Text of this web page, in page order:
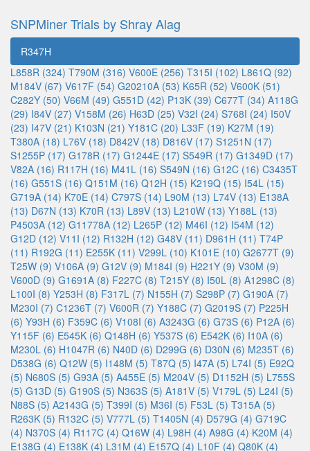
SNPMiner Trials by Shray Alag
R347H
L858R (324) T790M (316) V600E (256) T315I (102) L861Q (92)
M184V (67) V617F (54) G20210A (53) K65R (52) V600K (51)
C282Y (50) V66M (49) G551D (42) P13K (39) C677T (34) A118G
(29) I84V (27) V158M (26) H63D (25) V32I (24) S768I (24) I50V
(23) I47V (21) K103N (21) Y181C (20) L33F (19) K27M (19)
T380A (18) L76V (18) D842V (18) D816V (17) S1251N (17)
S1255P (17) G178R (17) G1244E (17) S549R (17) G1349D (17)
V82A (16) R117H (16) M41L (16) S549N (16) G12C (16) C3435T
(16) G551S (16) Q151M (16) Q12H (15) K219Q (15) I54L (15)
G719A (14) K70E (14) C797S (14) L90M (13) L74V (13) E138A
(13) D67N (13) K70R (13) L89V (13) L210W (13) Y188L (13)
P4503A (12) G11778A (12) L265P (12) M46I (12) I54M (12)
G12D (12) V11I (12) R132H (12) G48V (11) D961H (11) T74P
(11) R192G (11) E255K (11) V299L (10) K101E (10) G2677T (9)
T25W (9) V106A (9) G12V (9) M184I (9) H221Y (9) V30M (9)
V600D (9) G1691A (8) F227C (8) T215Y (8) I50L (8) A1298C (8)
L100I (8) Y253H (8) F317L (7) N155H (7) S298P (7) G190A (7)
M230I (7) C1236T (7) V600R (7) Y188C (7) G2019S (7) P225H
(6) Y93H (6) F359C (6) V108I (6) A3243G (6) G73S (6) P12A (6)
Y115F (6) E545K (6) Q148H (6) Y537S (6) E542K (6) I10A (6)
M230L (6) H1047R (6) N40D (6) D299G (6) D30N (6) M235T (6)
D538G (6) Q12W (5) I148M (5) T87Q (5) I47A (5) L74I (5) E92Q
(5) N680S (5) G93A (5) A455E (5) M204V (5) D1152H (5) L755S
(5) G13D (5) G190S (5) N363S (5) A181V (5) V179L (5) L24I (5)
N88S (5) A2143G (5) T399I (5) M36I (5) F53L (5) T315A (5)
R263K (5) R132C (5) V777L (5) T1405N (4) D579G (4) G719C
(4) N370S (4) R117C (4) Q16W (4) L98H (4) A98G (4) K20M (4)
E138G (4) E138K (4) L31M (4) E157Q (4) L10F (4) Q80K (4)